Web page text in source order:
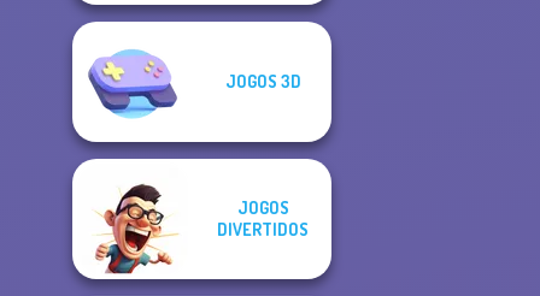
JOGOS 3D
JOGOS
DIVERTIDOS